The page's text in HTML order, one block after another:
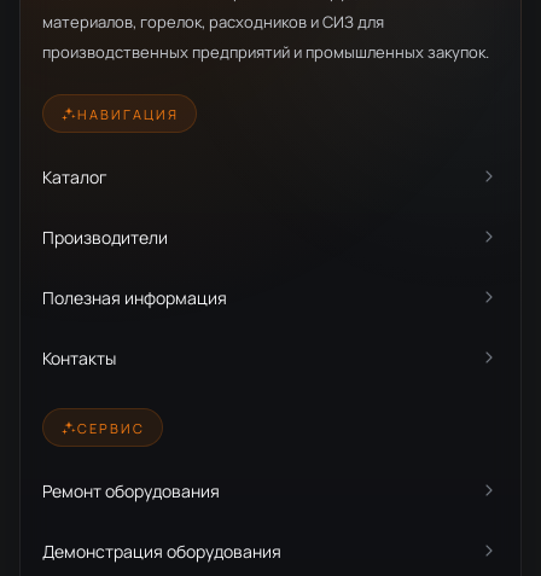
материалов, горелок, расходников и СИЗ для
производственных предприятий и промышленных закупок.
НАВИГАЦИЯ
Каталог
Производители
Полезная информация
Контакты
СЕРВИС
Ремонт оборудования
Демонстрация оборудования